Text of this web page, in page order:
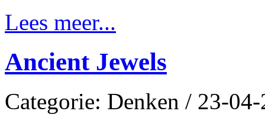
Lees meer...
Ancient Jewels
Categorie: Denken / 23-